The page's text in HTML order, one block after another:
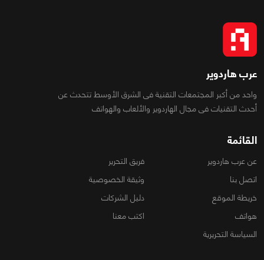
عرب هاردوير
واحد من أكبر المجتمعات التقنية فى الشرق الأوسط تتحدث عن
أحدث التقنيات فى مجال الهاردوير والألعاب والهواتف
القائمة
عن عرب هاردوير
فريق التحرير
اتصل بنا
وثيقة الخصوصية
خريطة الموقع
دليل الشركات
هواتف
اكتب معنا
السياسة التحريرية